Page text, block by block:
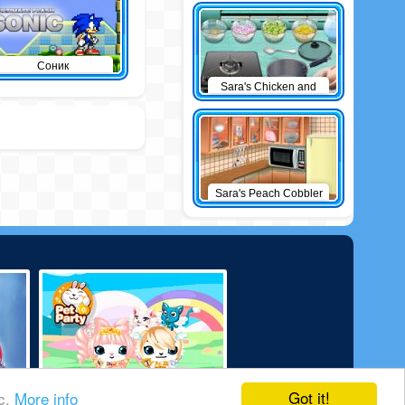
Got it!
More info
Соник
Sara's Chicken and
Dumplings
Sara's Peach Cobbler